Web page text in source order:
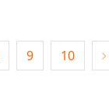
9 10